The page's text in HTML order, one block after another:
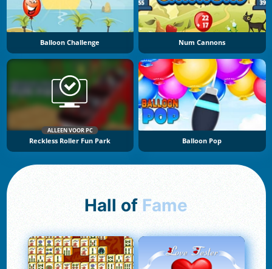
Balloon Challenge Num Cannons
ALLEEN VOOR PC
Reckless Roller Fun Park Balloon Pop
Hall of Fame